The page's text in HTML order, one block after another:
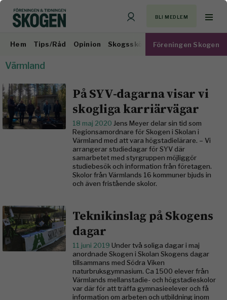
BLI MEDLEM
Hem Tips/Råd Opinion Skogsskötsel Virkesmarknad
Föreningen Skogen
Värmland
På SYV-dagarna visar vi
skogliga karriärvägar
18 maj 2020 Jens Meyer delar sin tid som
Regionsamordnare för Skogen i Skolan i
Värmland med att vara högstadielärare. – Vi
arrangerar studiedagar för SYV där
samarbetet med styrgruppen möjliggör
studiebesök och information från företagen.
Skolor från Värmlands 16 kommuner bjuds in
och även fristående skolor.
Teknikinslag på Skogens
dagar
11 juni 2019 Under två soliga dagar i maj
anordnade Skogen i Skolan Skogens dagar
tillsammans med Södra Viken
naturbruksgymnasium. Ca 1500 elever från
Värmlands mellanstadie- och högstadieskolor
var där för att träffa gymnasieelever och få
information om arbeten och utbildning inom